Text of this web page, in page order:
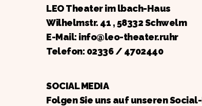
LEO Theater im lbach-Haus
Wilhelmstr. 41 , 58332 Schwelm
E-Mail: info@leo-theater.ruhr
Telefon: 02336 / 4702440
SOCIAL MEDIA
Folgen Sie uns auf unseren